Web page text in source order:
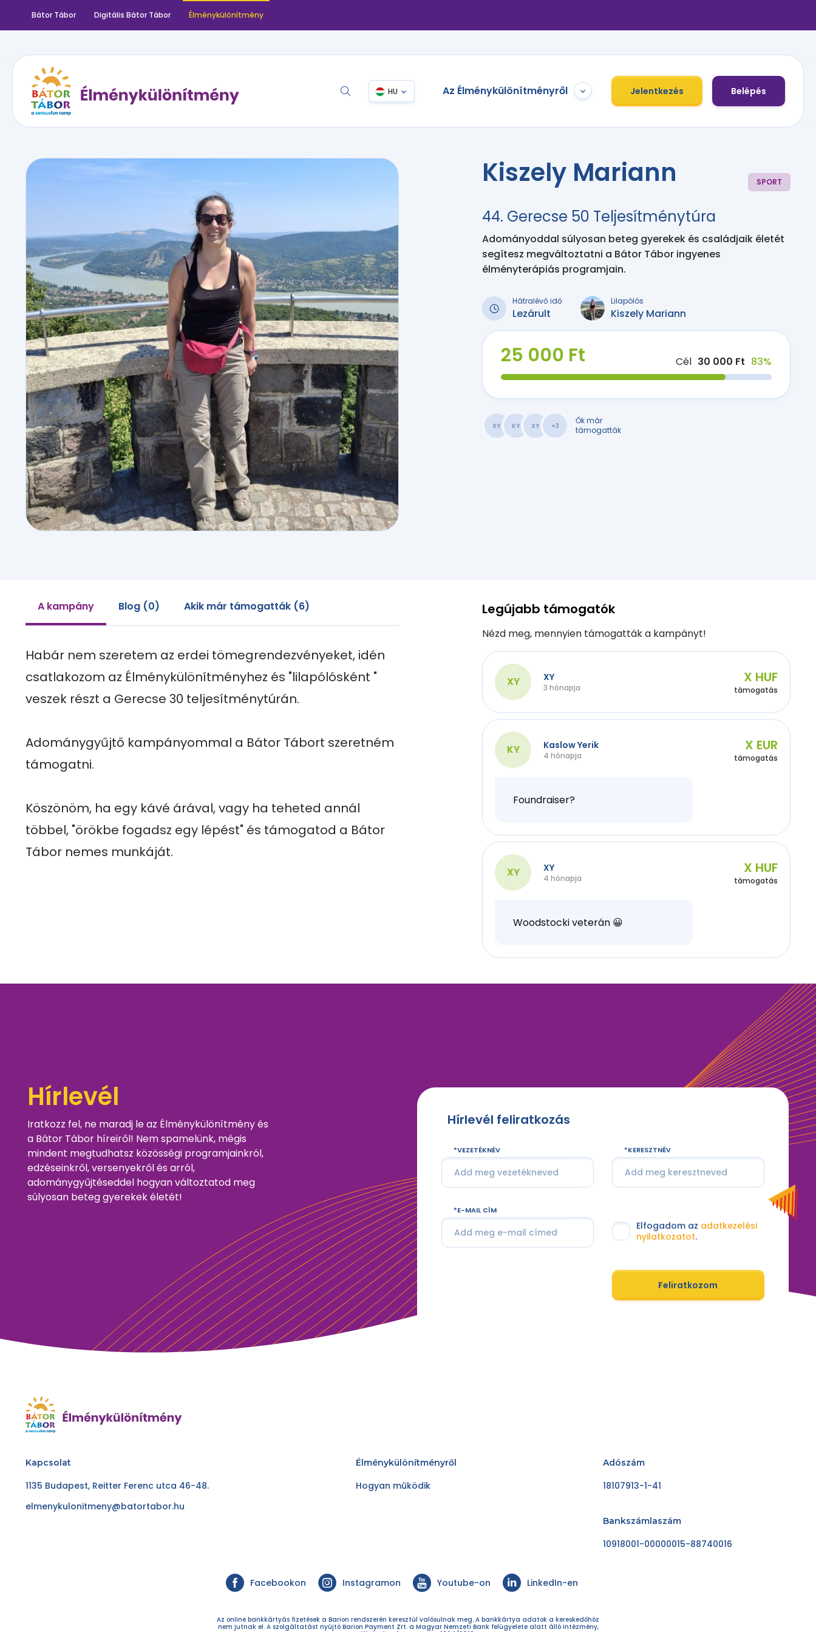
Bátor Tábor Digitális Bátor Tábor Élménykülönítmény
HU Az Élménykülönítményről Jelentkezés Belépés
Kiszely Mariann SPORT
44. Gerecse 50 Teljesítménytúra
Adományoddal súlyosan beteg gyerekek és családjaik életét
segítesz megváltoztatni a Bátor Tábor ingyenes
élményterápiás programjain.
Hátralévő idő
Lezárult
Lilapólós
Kiszely Mariann
25 000 Ft Cél 30 000 Ft 83%
XY KY XY +3
Ők már
támogatták
A kampány Blog (0) Akik már támogatták (6)
Habár nem szeretem az erdei tömegrendezvényeket, idén
csatlakozom az Élménykülönítményhez és "lilapólósként "
veszek részt a Gerecse 30 teljesítménytúrán.
Adománygyűjtő kampányommal a Bátor Tábort szeretném
támogatni.
Köszönöm, ha egy kávé árával, vagy ha teheted annál
többel, "örökbe fogadsz egy lépést" és támogatod a Bátor
Tábor nemes munkáját.
Legújabb támogatók
Nézd meg, mennyien támogatták a kampányt!
XY XY
3 hónapja
X HUF
támogatás
KY Kaslow Yerik
4 hónapja
X EUR
támogatás
Foundraiser?
XY XY
4 hónapja
X HUF
támogatás
Woodstocki veterán 😀
Hírlevél
Iratkozz fel, ne maradj le az Élménykülönítmény és
a Bátor Tábor híreiről! Nem spamelünk, mégis
mindent megtudhatsz közösségi programjainkról,
edzéseinkről, versenyekről és arról,
adománygyűjtéseddel hogyan változtatod meg
súlyosan beteg gyerekek életét!
Hírlevél feliratkozás
VEZETÉKNÉV KERESZTNÉV
E-MAIL CÍM
Elfogadom az adatkezelési
nyilatkozatot.
Feliratkozom
Kapcsolat
1135 Budapest, Reitter Ferenc utca 46-48.
elmenykulonitmeny@batortabor.hu
Élménykülönítményről
Hogyan működik
Adószám
18107913-1-41
Bankszámlaszám
10918001-00000015-88740016
Facebookon Instagramon Youtube-on LinkedIn-en
Az online bankkártyás fizetések a Barion rendszerén keresztül valósulnak meg. A bankkártya adatok a kereskedőhöz
nem jutnak el. A szolgáltatást nyújtó Barion Payment Zrt. a Magyar Nemzeti Bank felügyelete alatt álló intézmény,